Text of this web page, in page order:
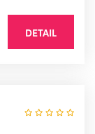
DETAIL